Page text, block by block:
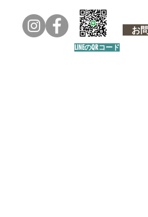
お
LINEのQRコード